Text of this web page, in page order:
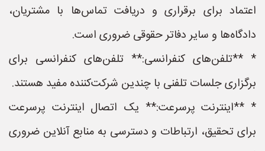
اعتماد برای برقراری و دریافت تماس‌ها با مشتریان،
دادگاه‌ها و سایر دفاتر حقوقی ضروری است.
* **تلفن‌های کنفرانسی:** تلفن‌های کنفرانسی برای
برگزاری جلسات تلفنی با چندین شرکت‌کننده مفید هستند.
* **اینترنت پرسرعت:** یک اتصال اینترنت پرسرعت
برای تحقیق، ارتباطات و دسترسی به منابع آنلاین ضروری